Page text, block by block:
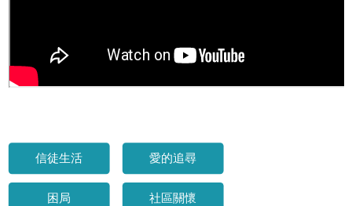
信徒生活 愛的追尋
困局 社區關懷